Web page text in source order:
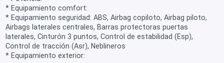
* Equipamiento comfort:
* Equipamiento seguridad: ABS, Airbag copiloto, Airbag piloto,
Airbags laterales centrales, Barras protectoras puertas
laterales, Cinturón 3 puntos, Control de estabilidad (Esp),
Control de tracción (Asr), Neblineros
* Equipamiento exterior: